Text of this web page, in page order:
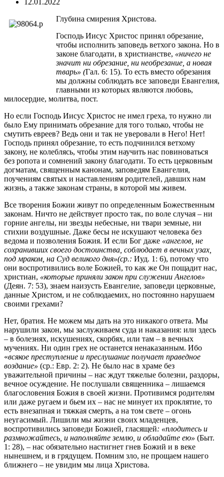
12.01.2022
Глубина смирения Христова.
Господь Иисус Христос принял обрезание,
чтобы исполнить заповедь ветхого закона. Но в
законе благодати, в христианстве, «ничего не
значит ни обрезание, ни необрезание, а новая
тварь» (Гал. 6: 15). То есть вместо обрезания
мы должны соблюдать все заповеди Евангелия,
главными из которых являются любовь,
милосердие, молитва, пост.
Но если Господь Иисус Христос не имел греха, то нужно ли
было Ему принимать обрезание для того только, чтобы не
смутить евреев? Ведь они и так не уверовали в Него! Нет!
Господь принял обрезание, то есть подчинился ветхому
закону, не колеблясь, чтобы этим научить нас повиноваться
без ропота и сомнений закону благодати. То есть церковным
догматам, священным канонам, заповедям Евангелия,
поучениям святых и наставлениям родителей, давших нам
жизнь, а также законам страны, в которой мы живем.
Все творения Божии живут по определенным Божественным
законам. Ничто не действует просто так, по воле случая – ни
горние ангелы, ни звезды небесные, ни твари земные, ни
стихии воздушные. Даже бесы не искушают человека без
ведома и позволения Божия. И если Бог даже «ангелов, не
сохранивших своего достоинства, соблюдает в вечных узах,
под мраком, на Суд великого дня»(ср.: Иуд. 1: 6), потому что
они воспротивились воле Божией, то как же Он пощадит нас,
христиан, «которые приняли закон при служении Ангелов»
(Деян. 7: 53), знаем наизусть Евангелие, заповеди церковные,
данные Христом, и не соблюдаемих, но постоянно нарушаем
своими грехами?
Нет, братия. Не можем мы дать на это никакого ответа. Мы
нарушили закон, мы заслуживаем суда и наказания: или здесь
– в болезнях, искушениях, скорбях, или там – в вечных
мучениях. Ни один грех не останется ненаказанным. Ибо
«всякое преступление и преслушание получает праведное
воздание» (ср.: Евр. 2: 2). Не было нас в храме без
уважительной причины – нас ждут тяжелые болезни, раздоры,
вечное осуждение. Не послушали священника – лишаемся
благословения Божия в своей жизни. Противимся родителям
или даже ругаем и бьем их – нас не минует их проклятие, то
есть внезапная и тяжкая смерть, а на том свете – огонь
неугасимый. Лишили мы жизни своих младенцев,
воспротивились заповеди Божией, гласящей: «плодитесь и
размножайтесь, и наполняйте землю, и обладайте ею» (Быт.
1: 28), – нас обязательно настигнет гнев Божий и в веке
нынешнем, и в грядущем. Помним зло, не прощаем нашего
ближнего – не увидим мы лица Христова.